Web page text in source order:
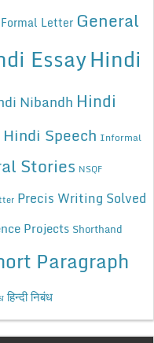
Formal Letter General
EssayHindi
Nibandh Hindi
Hindi Speech Informal
Stories NSQF
Precis Writing Solved
Projects Shorthand
Paragraph
हिन्दी निबंध